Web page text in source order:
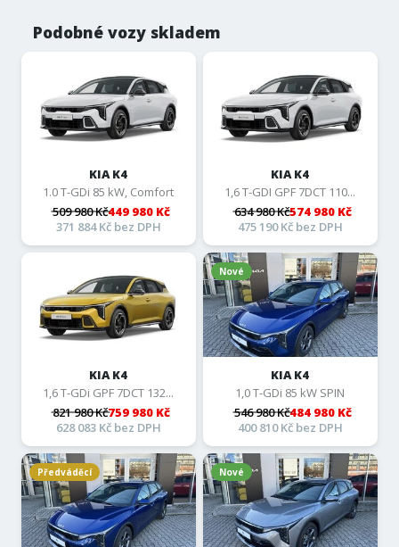
Podobné vozy skladem
KIA K4
1.0 T-GDi 85 kW, Comfort
509 980 Kč449 980 Kč
371 884 Kč bez DPH
KIA K4
1,6 T-GDI GPF 7DCT 110...
634 980 Kč574 980 Kč
475 190 Kč bez DPH
KIA K4
1,6 T-GDi GPF 7DCT 132...
821 980 Kč759 980 Kč
628 083 Kč bez DPH
Nové
KIA K4
1,0 T-GDi 85 kW SPIN
546 980 Kč484 980 Kč
400 810 Kč bez DPH
Předváděcí Nové